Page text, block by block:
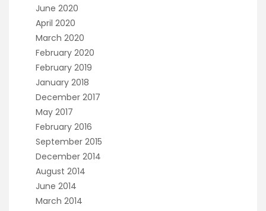
June 2020
April 2020
March 2020
February 2020
February 2019
January 2018
December 2017
May 2017
February 2016
September 2015
December 2014
August 2014
June 2014
March 2014